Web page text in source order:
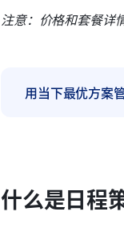
注意：价格和套餐详
用当下最优方案
什么是日程